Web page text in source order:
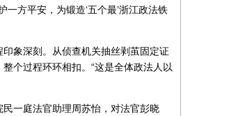
方平安，为锻造‘五个最’浙江政法铁
象深刻。从侦查机关抽丝剥茧固定证
个过程环环相扣。“这是全体政法人以
一庭法官助理周苏怡，对法官彭晓